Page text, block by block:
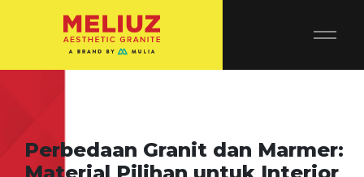
Perbedaan Granit dan Marmer: